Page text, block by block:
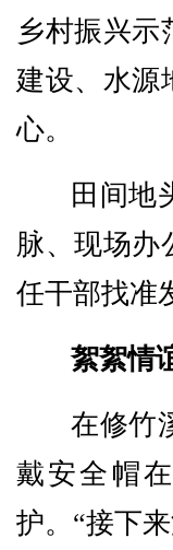
乡村振兴示
建设、水源
心。
田间地
脉、现场办
任干部找准
絮絮情
在修竹
戴安全帽
护。“接下